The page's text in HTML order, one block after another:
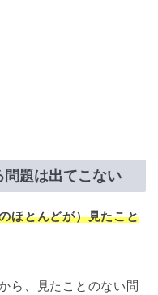
題は出てこない
ほとんどが）見たこと
ら、見たことのない問